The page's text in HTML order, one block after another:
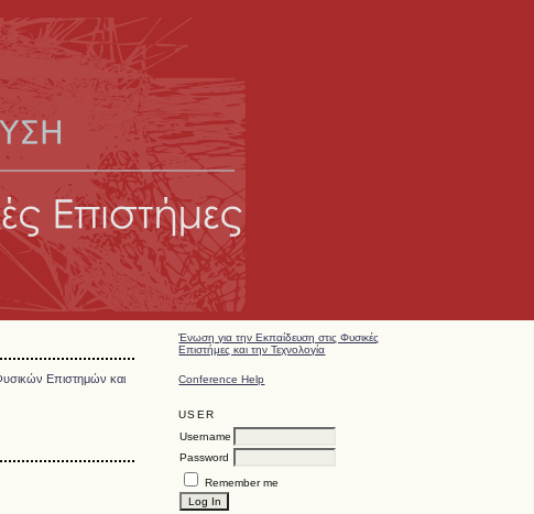
Ένωση για την Εκπαίδευση στις Φυσικές
Επιστήμες και την Τεχνολογία
Conference Help
USER
Username
Password
Remember me
Επιστημών και